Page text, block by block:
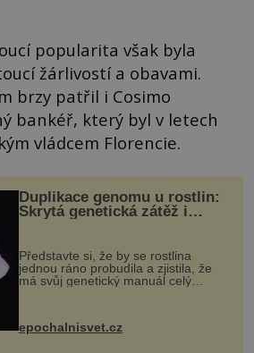
popularita však byla
žárlivostí a obavami.
brzy patřil i Cosimo
bankéř, který byl v letech
vládcem Florencie.
Duplikace genomu u rostlin:
Skrytá genetická zátěž i
Představte si, že by se rostlina
jednou ráno probudila a zjistila, že
má svůj genetický manuál celý
vstupenka...
epochalnisvet.cz